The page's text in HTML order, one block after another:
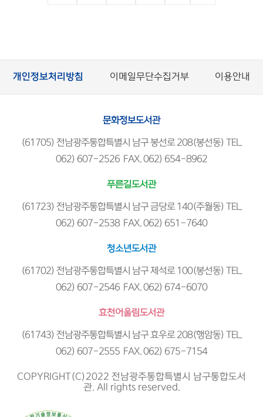
개인정보처리방침 이메일무단수집거부 이용안내
문화정보도서관
(61705) 전남광주통합특별시 남구 봉선로 208(봉선동) TEL.
062) 607-2526 FAX. 062) 654-8962
푸른길도서관
(61723) 전남광주통합특별시 남구 금당로 140(주월동) TEL.
062) 607-2538 FAX. 062) 651-7640
청소년도서관
(61702) 전남광주통합특별시 남구 제석로 100(봉선동) TEL.
062) 607-2546 FAX. 062) 674-6070
효천어울림도서관
(61743) 전남광주통합특별시 남구 효우로 208(행암동) TEL.
062) 607-2555 FAX. 062) 675-7154
COPYRIGHT(C)2022 전남광주통합특별시 남구통합도서
관. All rights reserved.